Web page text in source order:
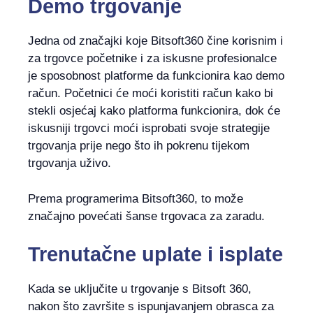
Demo trgovanje
Jedna od značajki koje Bitsoft360 čine korisnim i
za trgovce početnike i za iskusne profesionalce
je sposobnost platforme da funkcionira kao demo
račun. Početnici će moći koristiti račun kako bi
stekli osjećaj kako platforma funkcionira, dok će
iskusniji trgovci moći isprobati svoje strategije
trgovanja prije nego što ih pokrenu tijekom
trgovanja uživo.
Prema programerima Bitsoft360, to može
značajno povećati šanse trgovaca za zaradu.
Trenutačne uplate i isplate
Kada se uključite u trgovanje s Bitsoft 360,
nakon što završite s ispunjavanjem obrasca za